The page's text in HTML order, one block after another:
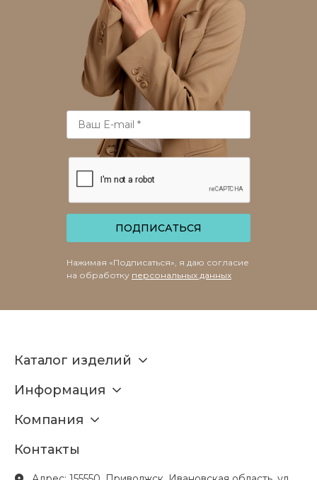
ПОДПИСАТЬСЯ
Нажимая «Подписаться», я даю согласие
на обработку персональных данных
Каталог изделий
Информация
Компания
Контакты